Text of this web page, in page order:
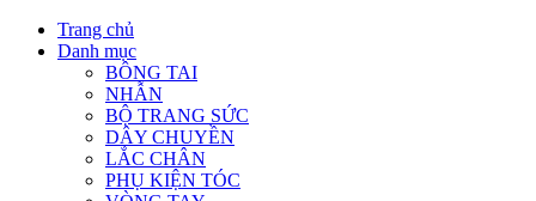
Skip
Trang chủ
Danh mục
BÔNG TAI
NHẪN
BỘ TRANG SỨC
DÂY CHUYỀN
LẮC CHÂN
PHỤ KIỆN TÓC